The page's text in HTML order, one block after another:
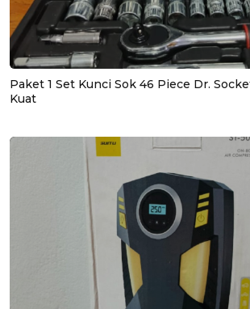
Paket 1 Set Kunci Sok 46 Piece Dr.
Kuat